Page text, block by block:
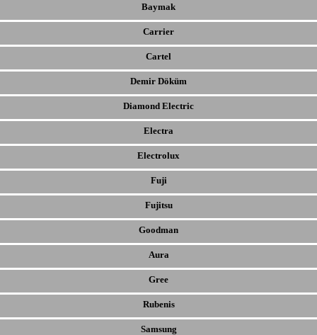
Baymak
Carrier
Cartel
Demir Döküm
Diamond Electric
Electra
Electrolux
Fuji
Fujitsu
Goodman
Aura
Gree
Rubenis
Samsung